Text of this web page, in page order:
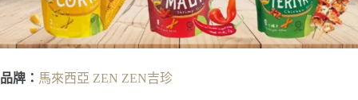
品牌： 馬來西亞 ZEN ZEN吉珍